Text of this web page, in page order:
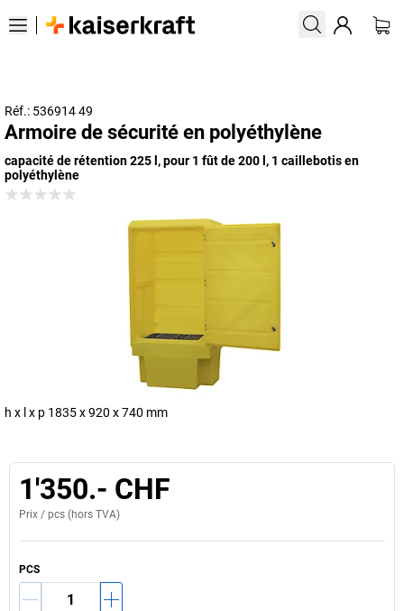
Réf.: 536914 49
Armoire de sécurité en polyéthylène
capacité de rétention 225 l, pour 1 fût de 200 l, 1 caillebotis en
polyéthylène
h x l x p 1835 x 920 x 740 mm
1'350.- CHF
Prix / pcs (hors TVA)
PCS